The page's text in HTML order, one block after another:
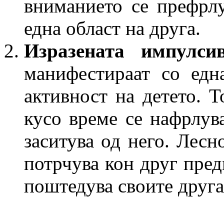
вниманието се
една област на друга.
Изразената
манифестираат со
активност на детето.
кусо време се
заситува од него.
потрчува кон друг
поштедува своите